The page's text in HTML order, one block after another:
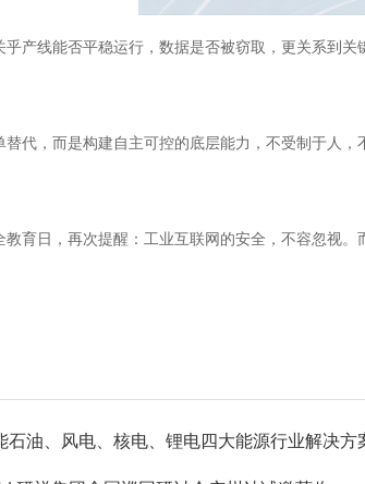
产线能否平稳运行，数据是否被窃取，更关系到
替代，而是构建自主可控的底层能力，不受制于人，
教育日，再次提醒：工业互联网的安全，不容忽视
石油、风电、核电、锂电四大能源行业解决方